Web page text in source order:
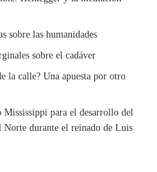
sobre las humanidades
sobre el cadáver
la calle? Una apuesta por otro
para el desarrollo del
durante el reinado de Luis